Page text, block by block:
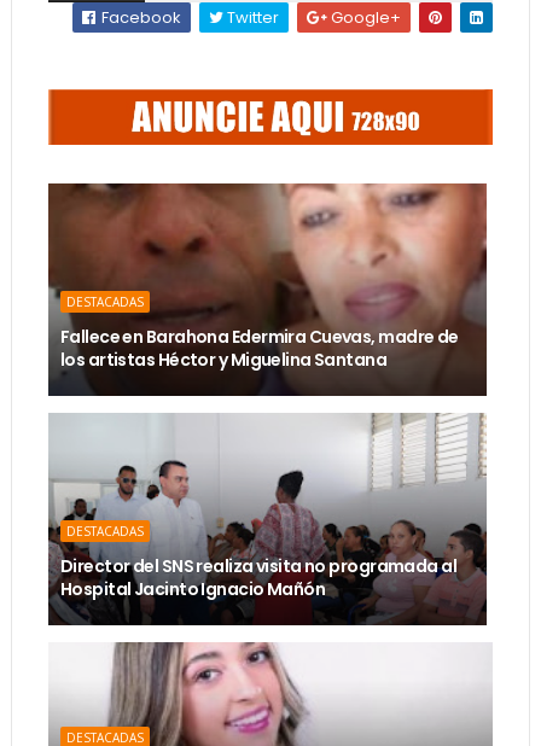
Facebook
Twitter Google+
DESTACADAS
Fallece en Barahona Edermira Cuevas, madre de
los artistas Héctor y Miguelina Santana
DESTACADAS
Director del SNS realiza visita no programada al
Hospital Jacinto Ignacio Mañón
DESTACADAS